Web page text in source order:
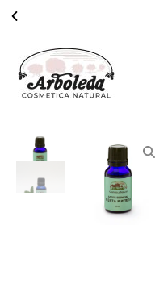
COSMÉTICA NATURAL, ARTESANA, VEGANA,